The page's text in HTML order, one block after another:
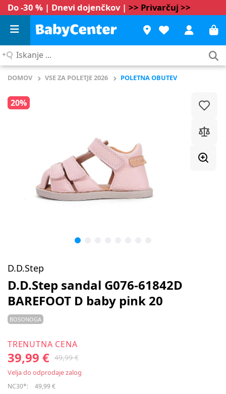
Do -30 % | Dnevi dojenčkov | >> Privarčuj >>
Iskanje
DOMOV VSE ZA POLETJE 2026 POLETNA OBUTEV
20%
D.D.Step
D.D.Step sandal G076-61842D
BAREFOOT D baby pink 20
BOSONOGA
TRENUTNA CENA
39,99 € 49,99 €
Velja do odprodaje zalog
NC30*: 49,99 €